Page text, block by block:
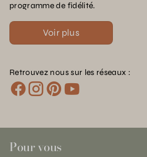
programme de fidélité.
Voir plus
Retrouvez nous sur les réseaux :
Pour vous